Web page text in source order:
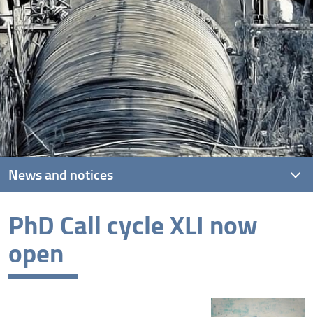
PhD Call cycle XLI now
open
News and notices
Latest news
Archive